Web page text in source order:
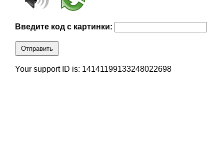
Введите код с картинки:
Отправить
Your support ID is: 14141199133248022698